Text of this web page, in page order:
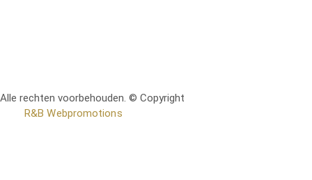
Alle rechten voorbehouden. © Copyright
R&B Webpromotions